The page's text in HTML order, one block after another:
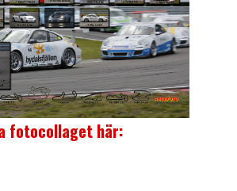
fotocollaget här: